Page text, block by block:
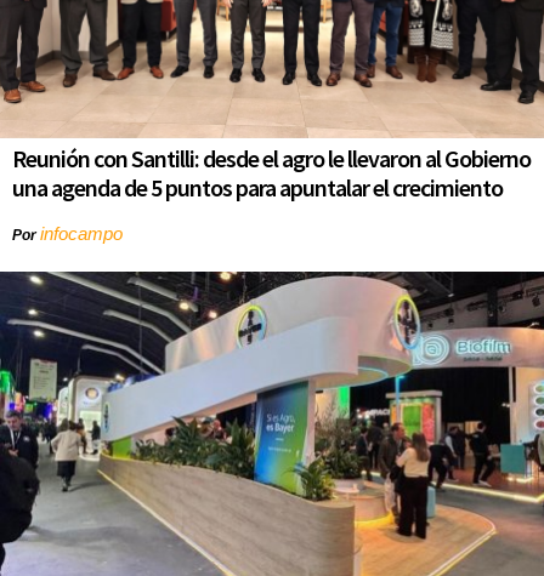
Reunión con Santilli: desde el agro le llevaron al Gobierno
una agenda de 5 puntos para apuntalar el crecimiento
Porinfocampo